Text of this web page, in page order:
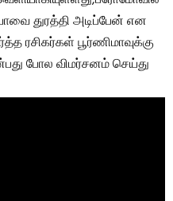
துரத்தி அடிப்பேன் என
ரசிகர்கள் பூர்ணிமாவுக்கு
போல விமர்சனம் செய்து